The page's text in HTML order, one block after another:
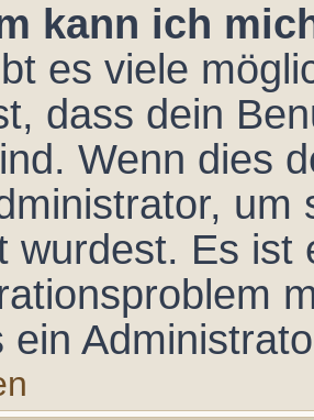
kann ich
es viele
dass dein
Wenn dies
um
wurdest. Es ist
ein